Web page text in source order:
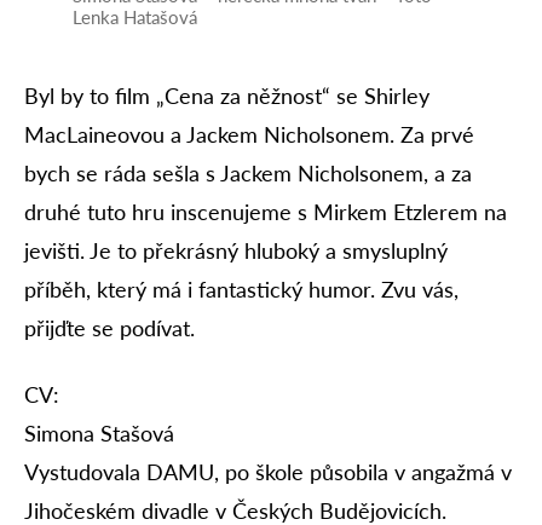
Lenka Hatašová
Byl by to film „Cena za něžnost“ se Shirley
MacLaineovou a Jackem Nicholsonem. Za prvé
bych se ráda sešla s Jackem Nicholsonem, a za
druhé tuto hru inscenujeme s Mirkem Etzlerem na
jevišti. Je to překrásný hluboký a smysluplný
příběh, který má i fantastický humor. Zvu vás,
přijďte se podívat.
CV:
Simona Stašová
Vystudovala DAMU, po škole působila v angažmá v
Jihočeském divadle v Českých Budějovicích.